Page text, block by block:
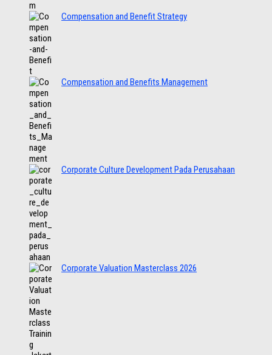
Compensation and Benefit Strategy
Compensation and Benefits Management
Corporate Culture Development Pada Perusahaan
Corporate Valuation Masterclass 2026